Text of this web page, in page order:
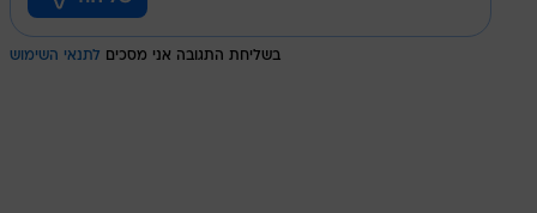
בשליחת התגובה אני מסכים לתנאי השימוש